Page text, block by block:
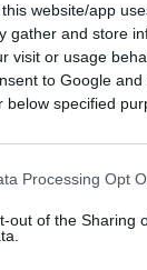
website/app
gather and store
visit or usage
to Google
below specified
Processing Opt
out of the Sharing
15:57 15:57
Novak
avesse assunto
perché non
tutta questa